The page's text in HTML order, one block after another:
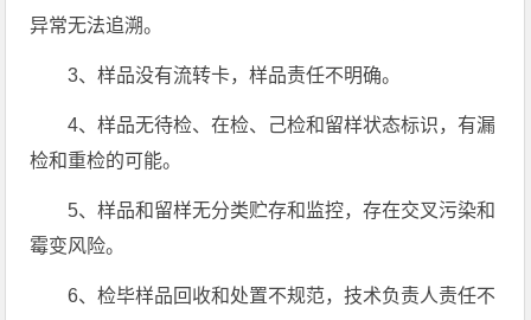
异常无法追溯。
3、样品没有流转卡，样品责任不明确。
4、样品无待检、在检、己检和留样状态标识，有漏
检和重检的可能。
5、样品和留样无分类贮存和监控，存在交叉污染和
霉变风险。
6、检毕样品回收和处置不规范，技术负责人责任不